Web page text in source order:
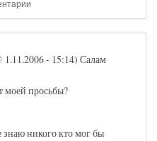
1.11.2006 - 15:14) Салам
моей просьбы?
никого кто мог бы